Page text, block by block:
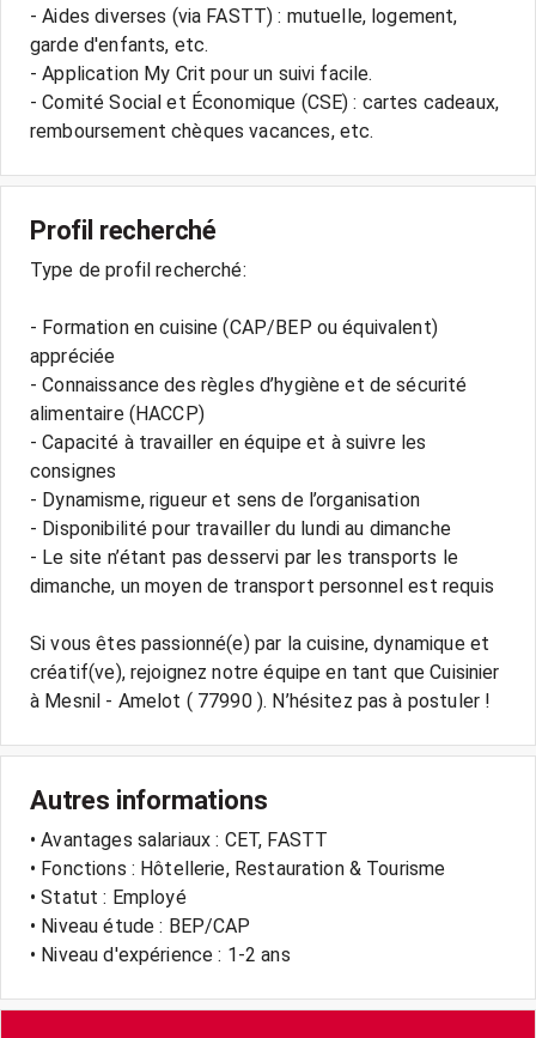
- Aides diverses (via FASTT) : mutuelle, logement,
garde d'enfants, etc.
- Application My Crit pour un suivi facile.
- Comité Social et Économique (CSE) : cartes cadeaux,
remboursement chèques vacances, etc.
Profil recherché
Type de profil recherché:
- Formation en cuisine (CAP/BEP ou équivalent)
appréciée
- Connaissance des règles d’hygiène et de sécurité
alimentaire (HACCP)
- Capacité à travailler en équipe et à suivre les
consignes
- Dynamisme, rigueur et sens de l’organisation
- Disponibilité pour travailler du lundi au dimanche
- Le site n’étant pas desservi par les transports le
dimanche, un moyen de transport personnel est requis
Si vous êtes passionné(e) par la cuisine, dynamique et
créatif(ve), rejoignez notre équipe en tant que Cuisinier
Autres informations
• Avantages salariaux : CET, FASTT
• Fonctions : Hôtellerie, Restauration & Tourisme
• Statut : Employé
• Niveau étude : BEP/CAP
• Niveau d'expérience : 1-2 ans